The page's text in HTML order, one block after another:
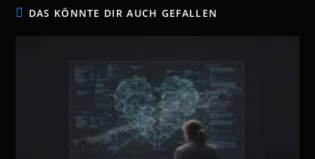
DAS KÖNNTE DIR AUCH GEFALLEN